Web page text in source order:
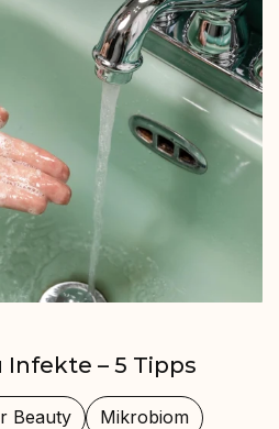
– 5 Tipps
Beauty
Mikrobiom